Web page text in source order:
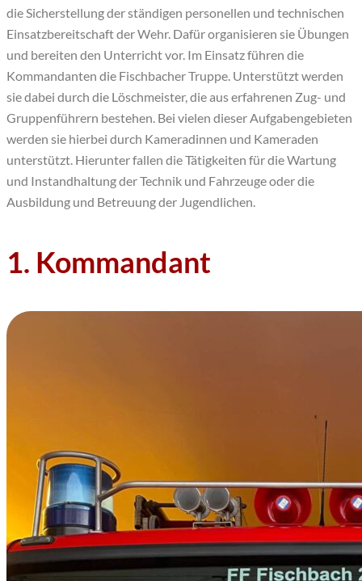
die Sicherstellung der ständigen personellen und technischen
Einsatzbereitschaft der Wehr. Dafür organisieren sie Übungen
und bereiten den Unterricht vor. Im Einsatz führen die
Kommandanten die Fischbacher Truppe. Unterstützt werden
sie dabei durch die Löschmeister, die aus erfahrenen Zug- und
Gruppenführern bestehen. Bei vielen dieser Aufgabengebieten
werden sie hierbei durch Kameradinnen und Kameraden
unterstützt. Hierunter fallen die Tätigkeiten für die Wartung
und Instandhaltung der Technik und Fahrzeuge oder die
Ausbildung und Betreuung der Jugendlichen.
1. Kommandant